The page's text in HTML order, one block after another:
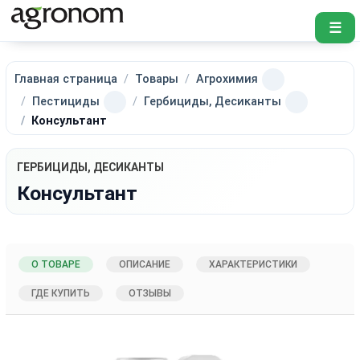
☰
Главная страница Товары
Агрохимия
Пестициды
Гербициды, Десиканты
Консультант
ГЕРБИЦИДЫ, ДЕСИКАНТЫ
Консультант
О ТОВАРЕ ОПИСАНИЕ ХАРАКТЕРИСТИКИ
ГДЕ КУПИТЬ ОТЗЫВЫ